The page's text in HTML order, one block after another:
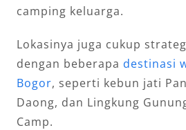
camping keluarga.
Lokasinya juga cukup
dengan beberapa destinasi
Bogor, seperti kebun jati
Daong, dan Lingkung
Camp.